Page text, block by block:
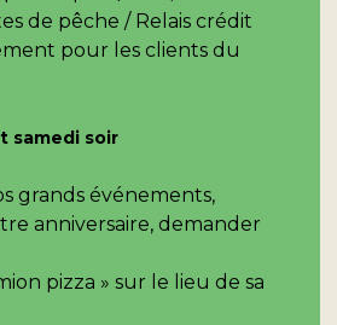
de pêche / Relais crédit
pour les clients du
samedi soir
grands événements,
anniversaire, demander
pizza » sur le lieu de sa